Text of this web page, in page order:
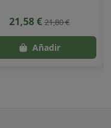
21,58 €21,80 €